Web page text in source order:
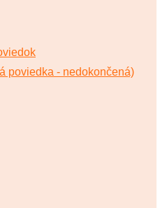
poviedka - nedokončená)